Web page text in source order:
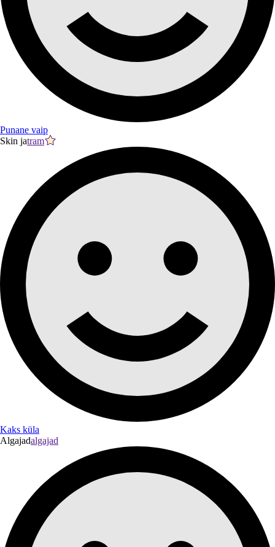
Punane vaip
Skin jatram
Kaks küla
Algajadalgajad